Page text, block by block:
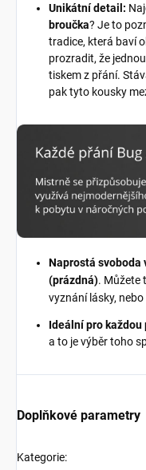
Unikátní detail:
broučka? Je to
tradice, která baví
prozradit, že
tiskem z přání.
pak tyto kousky
Naprostá svoboda
(prázdná). Můžete
vyznání lásky,
Ideální pro
a to je výběr toho
Doplňkové parametry
Kategorie: